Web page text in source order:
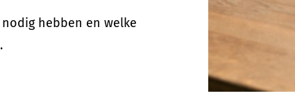
hebben en welke